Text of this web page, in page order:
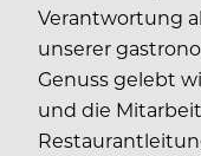
Verantwortung
unserer
Genuss gelebt
und die